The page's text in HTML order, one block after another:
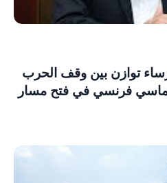
توازن بين وقف الحرب
فرنسي في فتح مسار